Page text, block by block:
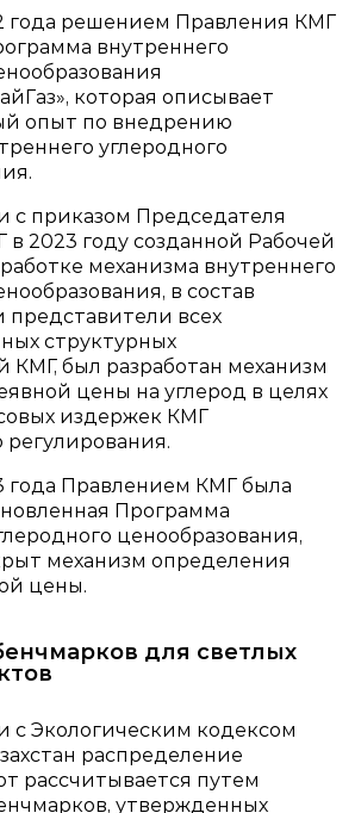
года решением Правления КМГ
внутреннего
которая описывает
опыт по внедрению
углеродного
с приказом Председателя
2023 году созданной Рабочей
механизма внутреннего
в состав
всех
структурных
КМГ, был разработан механизм
цены на углерод в целях
издержек КМГ
регулирования.
года Правлением КМГ была
Программа
ценообразования,
механизм определения
цены.
для светлых
с Экологическим кодексом
распределение
рассчитывается путем
утвержденных